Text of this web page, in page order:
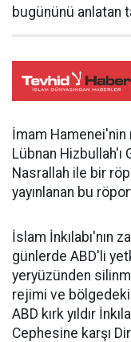
bugününü anlatan
İmam
Lübnan Hizbullah'ı
Nasrallah ile bir
yayınlanan bu
İslam İnkılabı'nın
günlerde ABD'li
yeryüzünden
rejimi ve
ABD kırk yıldır
Cephesine karşı